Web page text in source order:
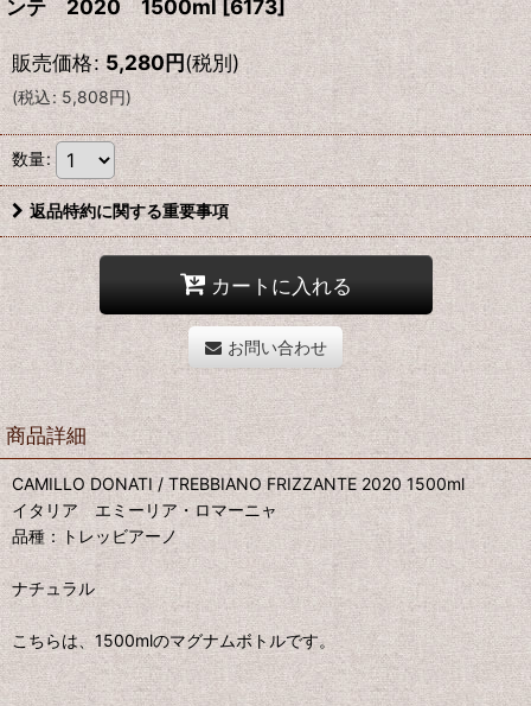
ンテ 2020 1500ml [6173]
販売価格: 5,280円(税別)
(税込: 5,808円)
数量:
返品特約に関する重要事項
カートに入れる
お問い合わせ
商品詳細
CAMILLO DONATI / TREBBIANO FRIZZANTE 2020 1500ml
イタリア エミーリア・ロマーニャ
品種：トレッビアーノ
ナチュラル
こちらは、1500mlのマグナムボトルです。